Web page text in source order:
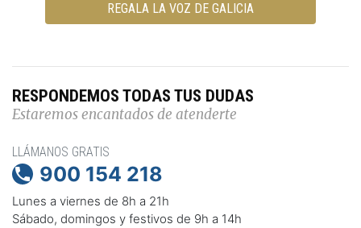
REGALA LA VOZ DE GALICIA
RESPONDEMOS TODAS TUS DUDAS
Estaremos encantados de atenderte
LLÁMANOS GRATIS
 900 154 218
Lunes a viernes de 8h a 21h
Sábado, domingos y festivos de 9h a 14h